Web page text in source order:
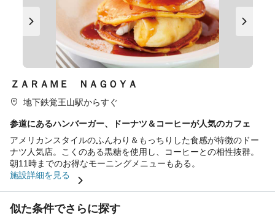
ＺＡＲＡＭＥ ＮＡＧＯＹＡ
地下鉄覚王山駅からすぐ
参道にあるハンバーガー、ドーナツ＆コーヒーが人気のカフェ
アメリカンスタイルのふんわり＆もっちりした食感が特徴のドー
ナツ人気店。こくのある黒糖を使用し、コーヒーとの相性抜群。
朝11時までのお得なモーニングメニューもある。
施設詳細を見る
似た条件でさらに探す